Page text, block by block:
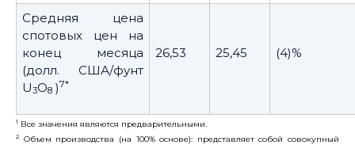
Средняя цена
спотовых цен на
конец месяца
(долл. США/фунт
U3O8 )7*
26,53 25,45 (4)%
1 Все значения являются предварительными.
2
Объем производства (на 100% основе): представляет собой совокупный